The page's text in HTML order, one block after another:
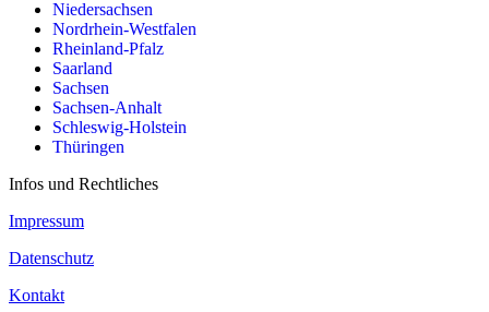
Niedersachsen
Nordrhein-Westfalen
Rheinland-Pfalz
Saarland
Sachsen
Sachsen-Anhalt
Schleswig-Holstein
Thüringen
Infos und Rechtliches
Impressum
Datenschutz
Kontakt